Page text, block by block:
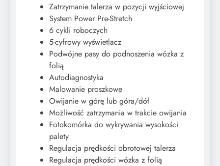
Zatrzymanie talerza w pozycji wyjściowej
System Power Pre-Stretch
6 cykli roboczych
5-cyfrowy wyświetlacz
Podwójne pasy do podnoszenia wózka z
folią
Autodiagnostyka
Malowanie proszkowe
Owijanie w górę lub góra/dół
Możliwość zatrzymania w trakcie owijania
Fotokomórka do wykrywania wysokości
palety
Regulacja prędkości obrotowej talerza
Regulacja prędkości wózka z folią